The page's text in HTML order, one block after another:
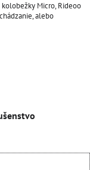
Micro, Rideoo
alebo